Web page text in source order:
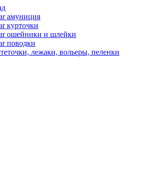
амуниция
курточки
ошейники и шлейки
поводки
лежаки, вольеры, пеленки